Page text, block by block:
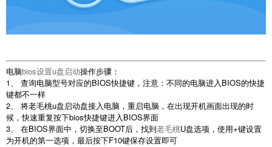
电脑bios设置u盘启动操作步骤：
1、 查询电脑型号对应的BIOS快捷键，注意：不同的电脑进入BIOS的快捷
键都不一样
2、 将老毛桃u盘启动盘接入电脑，重启电脑，在出现开机画面出现的时
候，快速重复按下bios快捷键进入BIOS界面
3、 在BIOS界面中，切换至BOOT后，找到老毛桃U盘选项，使用+键设置
为开机的第一选项，最后按下F10键保存设置即可